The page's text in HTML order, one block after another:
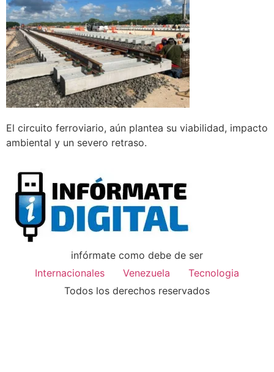
El circuito ferroviario, aún plantea su viabilidad, impacto
ambiental y un severo retraso.
infórmate como debe de ser
Internacionales
Venezuela
Tecnologia
Todos los derechos reservados